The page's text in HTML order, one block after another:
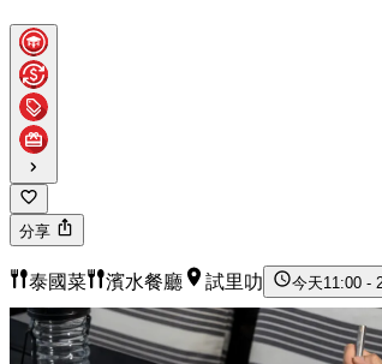
分享
泰國菜 濱水餐廳 試里叻 今天11:00 -